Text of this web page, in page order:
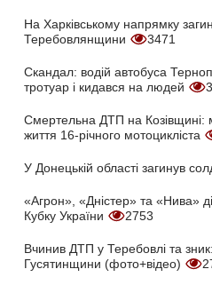
На Харківському напрямку
Теребовлянщини
3471
Скандал: водій автобуса
тротуар і кидався на людей
Смертельна ДТП на Козівщині:
життя 16-річного мотоцикліста
У Донецькій області загинув
«Агрон», «Дністер» та «Нива»
Кубку України
2753
Вчинив ДТП у Теребовлі та
Гусятинщини (фото+відео)